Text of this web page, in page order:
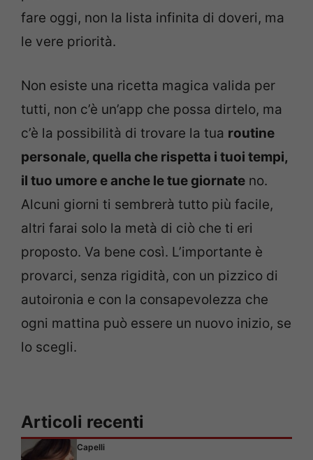
fare oggi, non la lista infinita di doveri, ma
le vere priorità.
Non esiste una ricetta magica valida per
tutti, non c’è un’app che possa dirtelo, ma
c’è la possibilità di trovare la tua routine
personale, quella che rispetta i tuoi tempi,
il tuo umore e anche le tue giornate no.
Alcuni giorni ti sembrerà tutto più facile,
altri farai solo la metà di ciò che ti eri
proposto. Va bene così. L’importante è
provarci, senza rigidità, con un pizzico di
autoironia e con la consapevolezza che
ogni mattina può essere un nuovo inizio, se
lo scegli.
Articoli recenti
Capelli